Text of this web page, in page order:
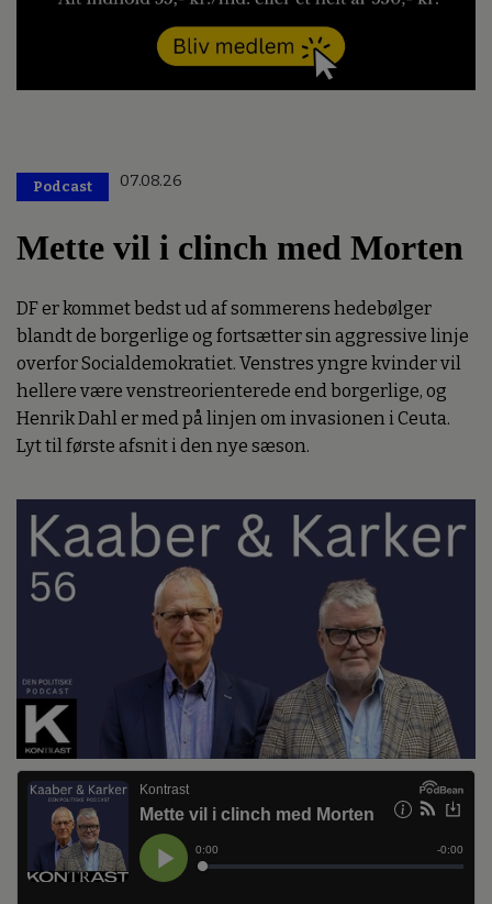
Podcast 07.08.26
Mette vil i clinch med Morten
DF er kommet bedst ud af sommerens hedebølger
blandt de borgerlige og fortsætter sin aggressive linje
overfor Socialdemokratiet. Venstres yngre kvinder vil
hellere være venstreorienterede end borgerlige, og
Henrik Dahl er med på linjen om invasionen i Ceuta.
Lyt til første afsnit i den nye sæson.